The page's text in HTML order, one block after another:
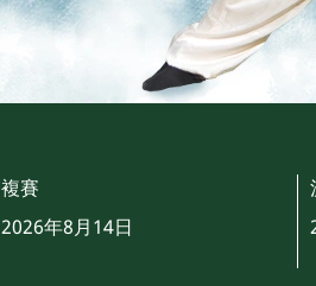
複賽
2026年8月14日